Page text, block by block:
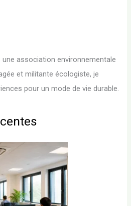
association environnementale
et militante écologiste, je
pour un mode de vie durable.